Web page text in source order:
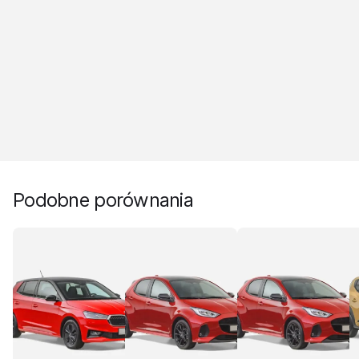
Podobne porównania